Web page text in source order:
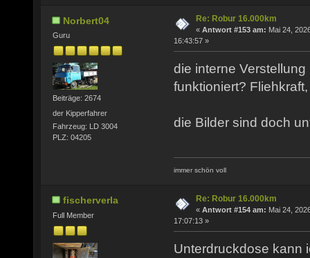
Norbert04
Guru
Beiträge: 2674
der Kipperfahrer
Fahrzeug: LD 3004
PLZ: 04205
Re: Robur 16.000km
« Antwort #153 am: Mai 24,
16:43:57 »
die interne
funktioniert?
die Bilder sind doch
immer schön voll
fischerverla
Full Member
Re: Robur 16.000km
« Antwort #154 am: Mai 24,
17:07:13 »
Unterdruckdose kann